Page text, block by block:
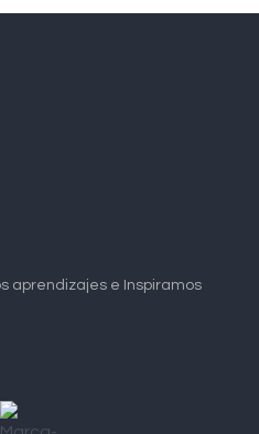
aprendizajes e Inspiramos